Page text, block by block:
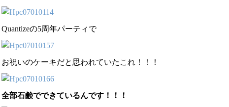
Quantizeの5周年パーティで
お祝いのケーキだと思われていたこれ！！！
全部石鹸でできているんです！！！